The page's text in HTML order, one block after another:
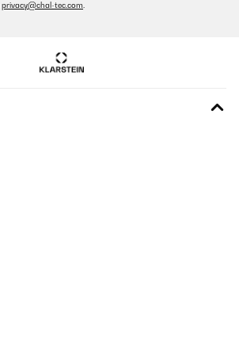
privacy@chal-tec.com